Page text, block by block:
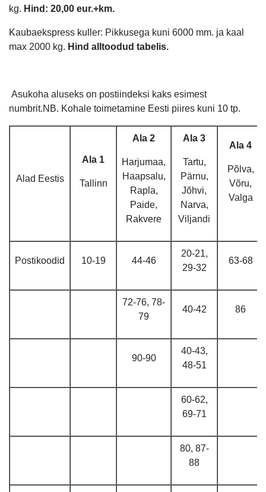
kg. Hind: 20,00 eur.+km.
Kaubaekspress kuller: Pikkusega kuni 6000 mm. ja kaal
max 2000 kg. Hind alltoodud tabelis.
Asukoha aluseks on postiindeksi kaks esimest
numbrit.NB. Kohale toimetamine Eesti piires kuni 10 tp.
Alad Eestis
Ala 1
Tallinn
Ala 2
Harjumaa,
Haapsalu,
Rapla,
Paide,
Rakvere
Ala 3
Tartu,
Pärnu,
Jõhvi,
Narva,
Viljandi
Ala 4
Põlva,
Võru,
Valga
Postikoodid 10-19 44-46
20-21,
29-32
63-68
72-76, 78-
79
40-42 86
90-90
40-43,
48-51
60-62,
69-71
80, 87-
88